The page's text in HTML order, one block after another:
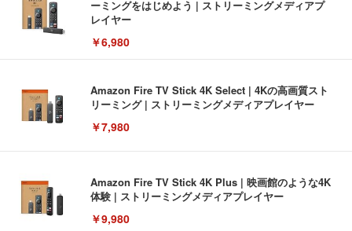
ーミングをはじめよう | ストリーミングメディアプ
レイヤー
￥6,980
Amazon Fire TV Stick 4K Select | 4Kの高画質スト
リーミング | ストリーミングメディアプレイヤー
￥7,980
Amazon Fire TV Stick 4K Plus | 映画館のような4K
体験 | ストリーミングメディアプレイヤー
￥9,980